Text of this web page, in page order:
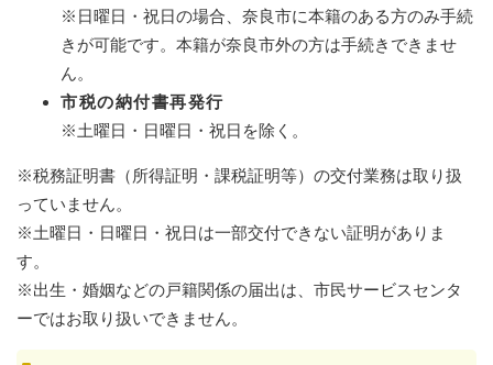
※日曜日・祝日の場合、奈良市に本籍のある方のみ手続
きが可能です。本籍が奈良市外の方は手続きできませ
ん。
市税の納付書再発行
※土曜日・日曜日・祝日を除く。
※税務証明書（所得証明・課税証明等）の交付業務は取り扱
っていません。
※土曜日・日曜日・祝日は一部交付できない証明がありま
す。
※出生・婚姻などの戸籍関係の届出は、市民サービスセンタ
ーではお取り扱いできません。